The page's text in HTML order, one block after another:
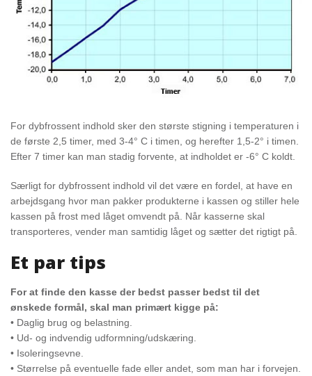
For dybfrossent indhold sker den største stigning i temperaturen i
de første 2,5 timer, med 3-4° C i timen, og herefter 1,5-2° i timen.
Efter 7 timer kan man stadig forvente, at indholdet er -6° C koldt.
Særligt for dybfrossent indhold vil det være en fordel, at have en
arbejdsgang hvor man pakker produkterne i kassen og stiller hele
kassen på frost med låget omvendt på. Når kasserne skal
transporteres, vender man samtidig låget og sætter det rigtigt på.
Et par tips
For at finde den kasse der bedst passer bedst til det
ønskede formål, skal man primært kigge på:
• Daglig brug og belastning.
• Ud- og indvendig udformning/udskæring.
• Isoleringsevne.
• Størrelse på eventuelle fade eller andet, som man har i forvejen.